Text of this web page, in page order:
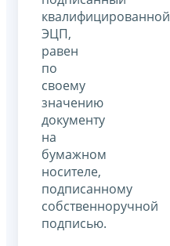
квалифицированной
ЭЦП,
равен
по
своему
значению
документу
на
бумажном
носителе,
подписанному
собственноручной
подписью.